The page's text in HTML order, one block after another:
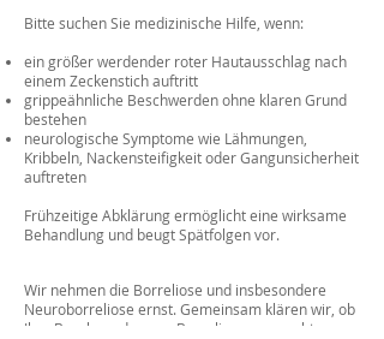
Bitte suchen Sie medizinische Hilfe, wenn:
ein größer werdender roter Hautausschlag nach
einem Zeckenstich auftritt
grippeähnliche Beschwerden ohne klaren Grund
bestehen
neurologische Symptome wie Lähmungen,
Kribbeln, Nackensteifigkeit oder Gangunsicherheit
auftreten
Frühzeitige Abklärung ermöglicht eine wirksame
Behandlung und beugt Spätfolgen vor.
Wir nehmen die Borreliose und insbesondere
Neuroborreliose ernst. Gemeinsam klären wir, ob
Ihre Beschwerden von Borrelien verursacht